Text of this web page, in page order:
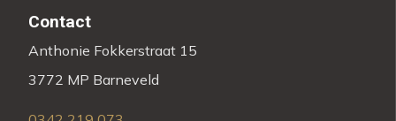
Contact
Anthonie Fokkerstraat 15
3772 MP Barneveld